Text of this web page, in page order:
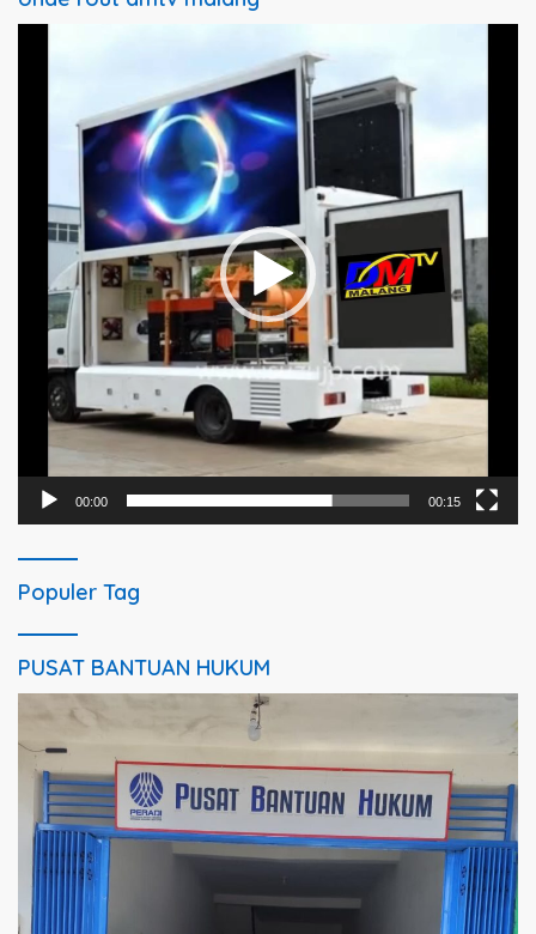
00:00 00:15
Populer Tag
PUSAT BANTUAN HUKUM